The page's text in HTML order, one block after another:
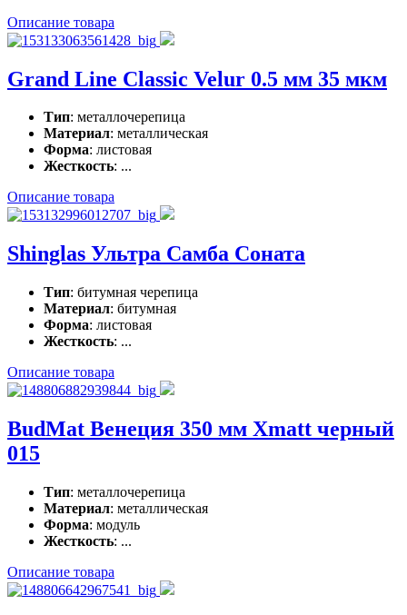
Описание товара
Grand Line Classic Velur 0.5 мм 35 мкм
Тип: металлочерепица
Материал: металлическая
Форма: листовая
Жесткость: ...
Описание товара
Shinglas Ультра Самба Соната
Тип: битумная черепица
Материал: битумная
Форма: листовая
Жесткость: ...
Описание товара
BudMat Венеция 350 мм Xmatt черный
015
Тип: металлочерепица
Материал: металлическая
Форма: модуль
Жесткость: ...
Описание товара